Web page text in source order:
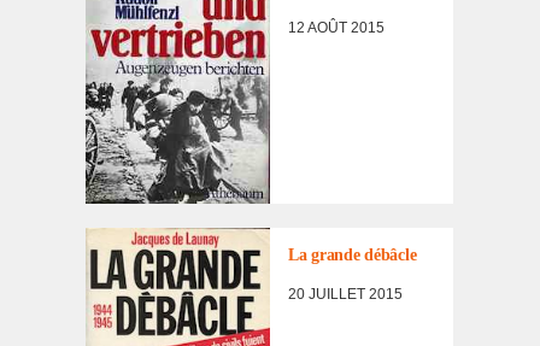
12 AOÛT 2015
1985
La grande débâcle
20 JUILLET 2015